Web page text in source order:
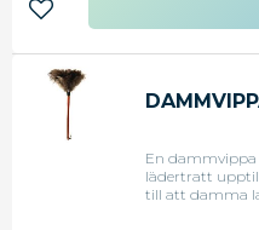
Lägg till i favoriter
En
lädertratt
till att damma